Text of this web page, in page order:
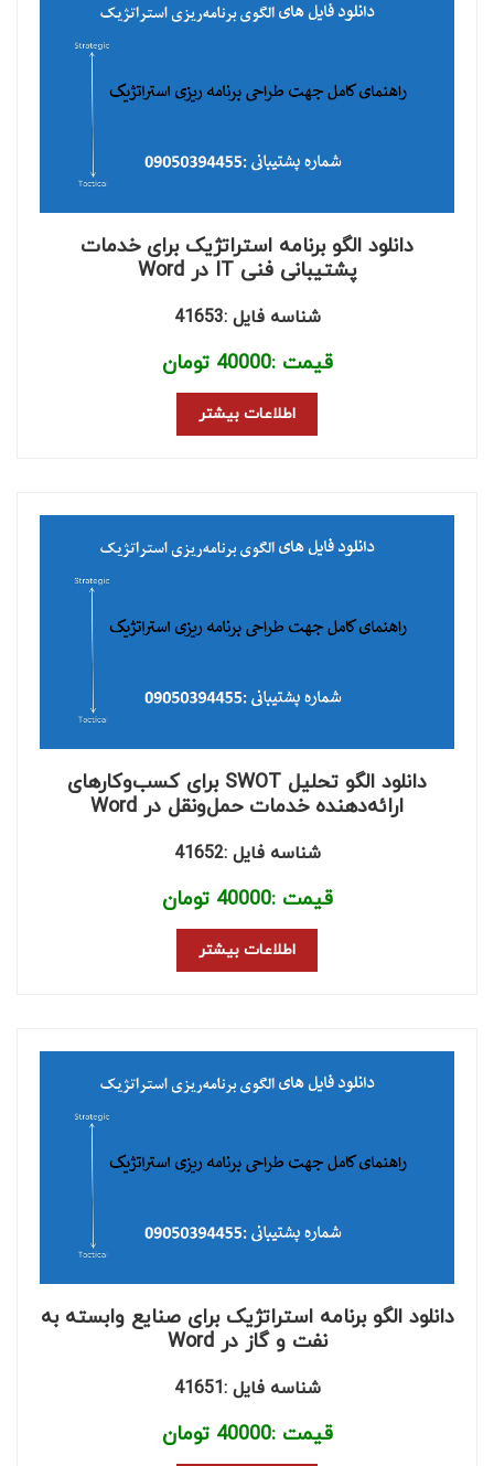
دانلود الگو برنامه استراتژیک برای خدمات
پشتیبانی فنی IT در Word
شناسه فایل :41653
قیمت :40000 تومان
اطلاعات بیشتر
دانلود الگو تحلیل SWOT برای کسب‌وکارهای
ارائه‌دهنده خدمات حمل‌ونقل در Word
شناسه فایل :41652
قیمت :40000 تومان
اطلاعات بیشتر
دانلود الگو برنامه استراتژیک برای صنایع وابسته به
نفت و گاز در Word
شناسه فایل :41651
قیمت :40000 تومان